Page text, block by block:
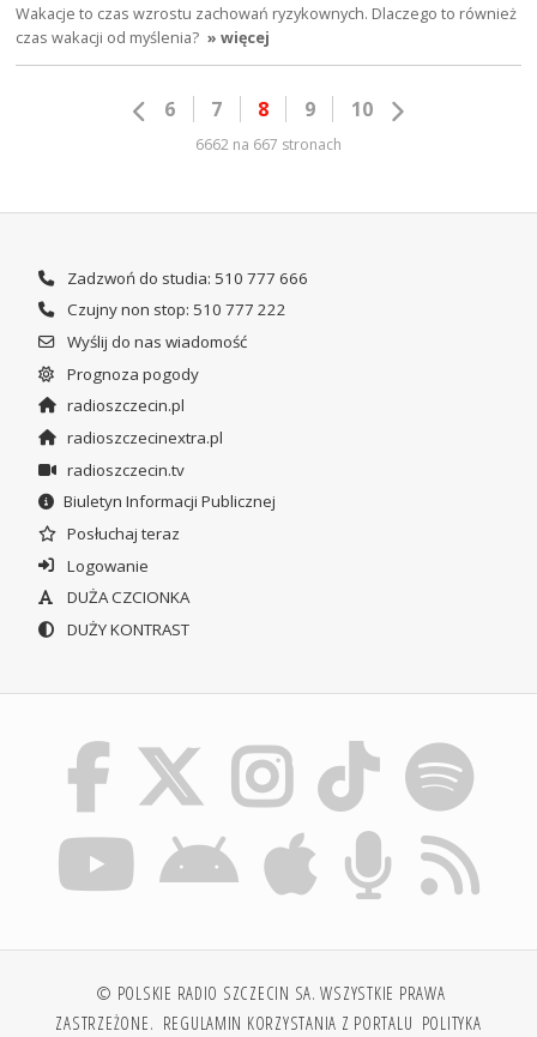
Wakacje to czas wzrostu zachowań ryzykownych. Dlaczego to również
czas wakacji od myślenia? » więcej
6 7 8 9 10
6662 na 667 stronach
Zadzwoń do studia: 510 777 666
Czujny non stop: 510 777 222
Wyślij do nas wiadomość
Prognoza pogody
radioszczecin.pl
radioszczecinextra.pl
radioszczecin.tv
Biuletyn Informacji Publicznej
Posłuchaj teraz
Logowanie
DUŻA CZCIONKA
DUŻY KONTRAST
© POLSKIE RADIO SZCZECIN SA. WSZYSTKIE PRAWA
ZASTRZEŻONE. REGULAMIN KORZYSTANIA Z PORTALU POLITYKA